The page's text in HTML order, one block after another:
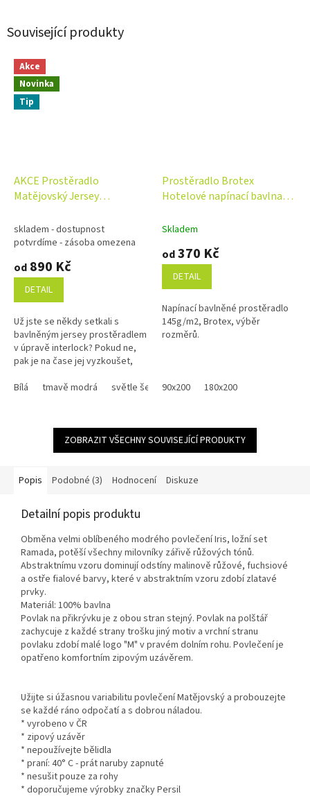
Související produkty
Akce
Novinka
Tip
AKCE Prostěradlo
Matějovský Jersey
200x200cm barva dle výběru
skladem - dostupnost
potvrdíme - zásoba omezena
od 890 Kč
DETAIL
Už jste se někdy setkali s
bavlněným jersey prostěradlem
v úpravě interlock? Pokud ne,
pak je na čase jej vyzkoušet,
kvalitu této dvojité...
Bílá tmavě modrá světle šedá středně šedá
Prostěradlo Brotex
Hotelové napínací bavlna
Skladem
od370 Kč
DETAIL
Napínací bavlněné prostěradlo
145g/m2, Brotex, výběr
rozměrů.
90x200 180x200
ZOBRAZIT VŠECHNY SOUVISEJÍCÍ PRODUKTY
Popis Podobné (3) Hodnocení Diskuze
Detailní popis produktu
Obměna velmi oblíbeného modrého povlečení Iris, ložní set
Ramada, potěší všechny milovníky zářivě růžových tónů.
Abstraktnímu vzoru dominují odstíny malinově růžové, fuchsiové
a ostře fialové barvy, které v abstraktním vzoru zdobí zlatavé
prvky.
Materiál: 100% bavlna
Povlak na přikrývku je z obou stran stejný. Povlak na polštář
zachycuje z každé strany trošku jiný motiv a vrchní stranu
povlaku zdobí malé logo "M" v pravém dolním rohu. Povlečení je
opatřeno komfortním zipovým uzávěrem.
Užijte si úžasnou variabilitu povlečení Matějovský a probouzejte
se každé ráno odpočatí a s dobrou náladou.
* vyrobeno v ČR
* zipový uzávěr
* nepoužívejte bělidla
* praní: 40° C - prát naruby zapnuté
* nesušit pouze za rohy
* doporučujeme výrobky značky Persil